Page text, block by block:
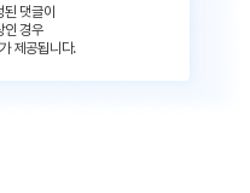
댓글이
인 경우
제공됩니다.